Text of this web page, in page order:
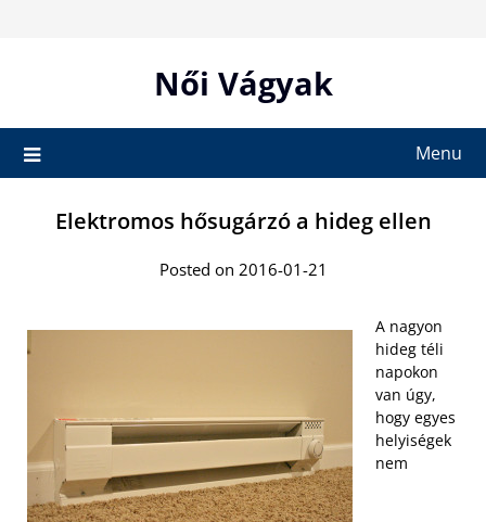
Női Vágyak
Menu
Elektromos hősugárzó a hideg ellen
Posted on 2016-01-21
A nagyon
hideg téli
napokon
van úgy,
hogy egyes
helyiségek
nem